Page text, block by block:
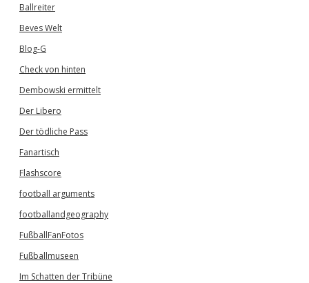
Ballreiter
Beves Welt
Blog-G
Check von hinten
Dembowski ermittelt
Der Libero
Der tödliche Pass
Fanartisch
Flashscore
football arguments
footballandgeography
FußballFanFotos
Fußballmuseen
Im Schatten der Tribüne